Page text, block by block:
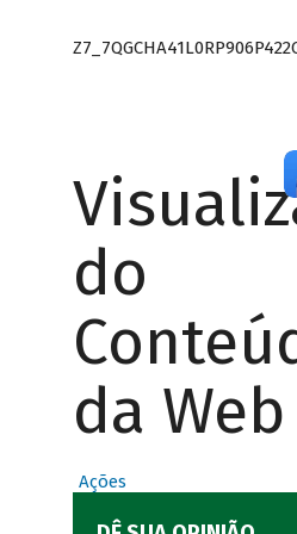
do
da Web
Ações